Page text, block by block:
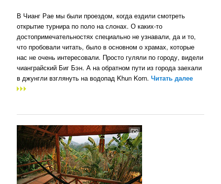
В Чианг Рае мы были проездом, когда ездили смотреть
открытие турнира по поло на слонах. О каких-то
достопримечательностях специально не узнавали, да и то,
что пробовали читать, было в основном о храмах, которые
нас не очень интересовали. Просто гуляли по городу, видели
чианграйский Биг Бэн. А на обратном пути из города заехали
в джунгли взглянуть на водопад Khun Korn.Читать далее